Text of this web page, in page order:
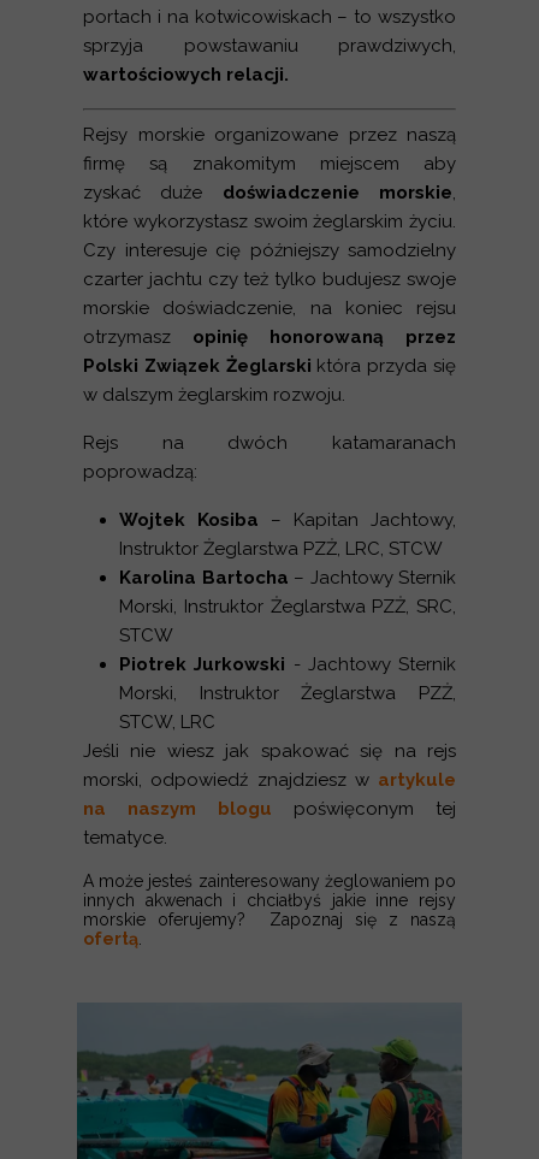
portach i na kotwicowiskach – to wszystko
sprzyja powstawaniu prawdziwych,
wartościowych relacji.
Rejsy morskie organizowane przez naszą
firmę są znakomitym miejscem aby
zyskać duże doświadczenie morskie
które wykorzystasz swoim żeglarskim życiu.
Czy interesuje cię późniejszy samodzielny
czarter jachtu czy też tylko budujesz swoje
morskie doświadczenie, na koniec rejsu
otrzymasz opinię honorowaną przez
Polski Związek Żeglarski która przyda się
w dalszym żeglarskim rozwoju.
Rejs na dwóch katamaranach
poprowadzą:
Wojtek Kosiba – Kapitan Jachtowy,
Instruktor Żeglarstwa PZŻ, LRC, STCW
Karolina Bartocha – Jachtowy Sternik
Morski, Instruktor Żeglarstwa PZŻ, SRC,
STCW
Piotrek Jurkowski - Jachtowy Sternik
Morski, Instruktor Żeglarstwa PZŻ,
STCW, LRC
Jeśli nie wiesz jak spakować się na rejs
morski, odpowiedź znajdziesz w artykule
na naszym blogu poświęconym tej
tematyce.
A może jesteś zainteresowany żeglowaniem po
innych akwenach i chciałbyś jakie inne rejsy
morskie oferujemy? Zapoznaj się z naszą
ofertą